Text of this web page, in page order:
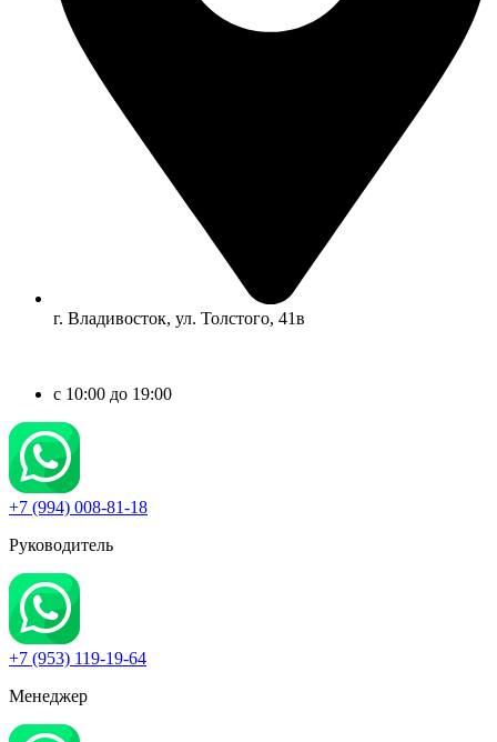
г. Владивосток, ул. Толстого, 41в
c 10:00 до 19:00
+7 (994) 008-81-18
Руководитель
+7 (953) 119-19-64
Менеджер